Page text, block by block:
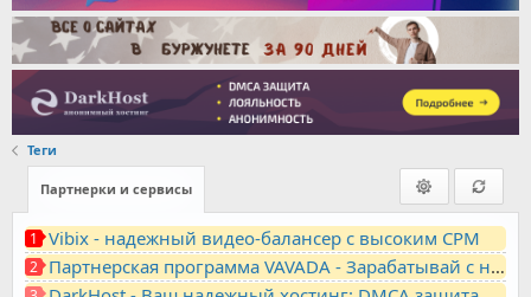
Теги
Партнерки и сервисы
1 Vibix - надежный видео-балансер с высоким CPM
2 Партнерская программа VAVADA - Зарабатывай с нами!